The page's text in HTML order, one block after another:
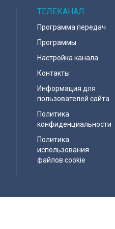
ТЕЛЕКАНАЛ
Программа передач
Программы
Настройка канала
Контакты
Информация для
пользователей сайта
Политика
конфиденциальности
Политика
использования
файлов cookie